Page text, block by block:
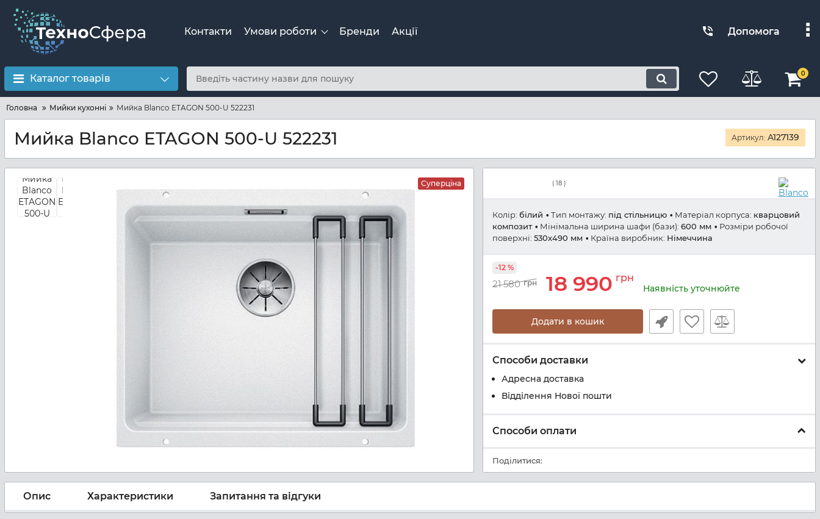
Контакти Умови роботи Бренди Акції Допомога
Каталог товарів 0
Головна Мийки кухонні Мийка Blanco ETAGON 500-U 522231
Мийка Blanco ETAGON 500-U 522231 Артикул: A127139
Суперціна ( 18 )
Колір: білий Тип монтажу: під стільницю Матеріал корпуса: кварцовий
композит
Мінімальна ширина шафи (бази): 600 мм
Розміри робочої
поверхні: 530x490 мм Країна виробник: Німеччина
21 580 грн 18 990 грн
-12 %
Наявність уточнюйте
Додати в кошик
Способи доставки
Адресна доставка
Відділення Нової пошти
Способи оплати
Поділитися:
Опис Характеристики Запитання та відгуки